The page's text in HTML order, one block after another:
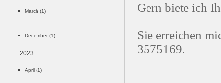
March (1)
December (1)
2023
April (1)
Gern biete ich
Sie erreichen
3575169.